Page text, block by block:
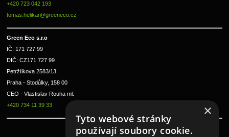
+420 723 042 193
tomas.helikar@greeneco.cz
Green Eco s.r.o
IČ: 171 727 99
DIČ: CZ171 727 99
Petržílkova 2583/13,
Praha - Stodůlky, 158 00
CEO - Vlastislav Rouha ml.
+420 734 11 39 33
×
Tyto webové stránky
používají soubory cookie.